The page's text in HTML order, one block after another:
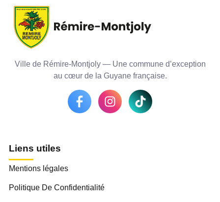
Ville de Rémire-Montjoly — Une commune d’exception
au cœur de la Guyane française.
Liens utiles
Mentions légales
Politique De Confidentialité